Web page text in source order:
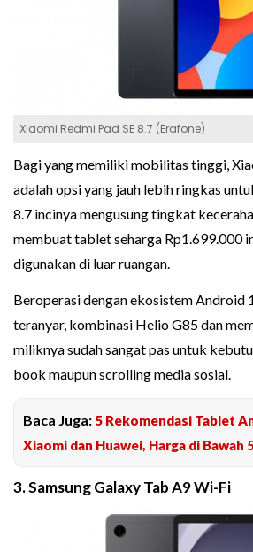
Xiaomi Redmi Pad SE 8.7 (Erafone)
Bagi yang memiliki mobilitas tinggi,
adalah opsi yang jauh lebih ringkas
8.7 incinya mengusung tingkat
membuat tablet seharga Rp1.699.000
digunakan di luar ruangan.
Beroperasi dengan ekosistem Android
teranyar, kombinasi Helio G85 dan
miliknya sudah sangat pas untuk
book maupun scrolling media sosial.
Baca Juga: 5 Rekomendasi Tablet
Xiaomi dan Huawei, Harga di Bawah
3. Samsung Galaxy Tab A9 Wi-Fi